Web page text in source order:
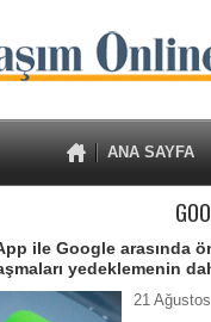
ANA SAYFA
ile Google arasında
yedeklemenin
21